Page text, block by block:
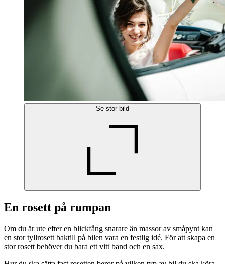
Se stor bild
En rosett på rumpan
Om du är ute efter en blickfång snarare än massor av småpynt kan
en stor tyllrosett baktill på bilen vara en festlig idé. För att skapa en
stor rosett behöver du bara ett vitt band och en sax.